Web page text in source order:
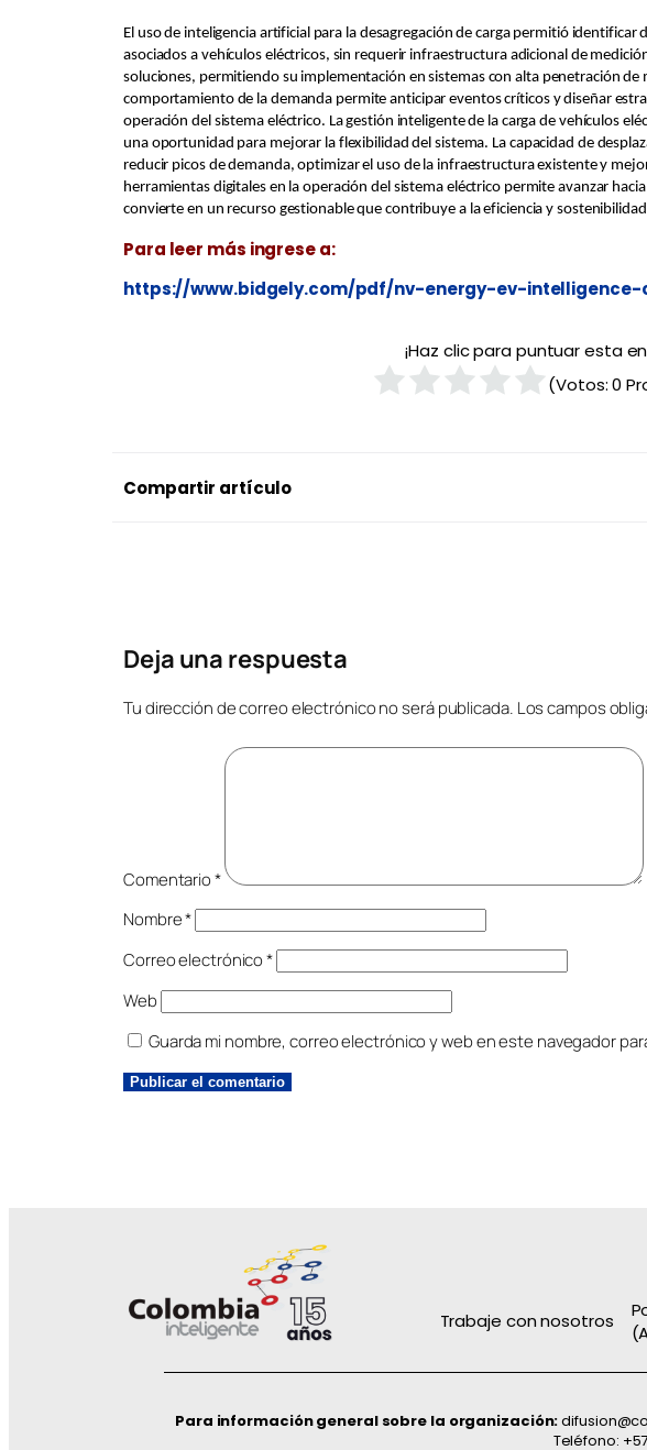
El uso de inteligencia artificial para la desagregación de carga permitió identificar
asociados a vehículos eléctricos, sin requerir infraestructura adicional de
soluciones, permitiendo su implementación en sistemas con alta penetración de
comportamiento de la demanda permite anticipar eventos críticos y diseñar
operación del sistema eléctrico. La gestión inteligente de la carga de vehículos
una oportunidad para mejorar la flexibilidad del sistema. La capacidad de
reducir picos de demanda, optimizar el uso de la infraestructura existente y
herramientas digitales en la operación del sistema eléctrico permite avanzar
convierte en un recurso gestionable que contribuye a la eficiencia y
Para leer más ingrese a:
https://www.bidgely.com/pdf/nv-energy-ev-
¡Haz clic para puntuar esta
(Votos:0
Compartir artículo
Deja una respuesta
Tu dirección de correo electrónico no será publicada. Los campos
Comentario*
Nombre*
Correo electrónico*
Web
Guarda mi nombre, correo electrónico y web en este navegador
Trabaje con nosotros
Para información general sobre la organización:
Teléfono: